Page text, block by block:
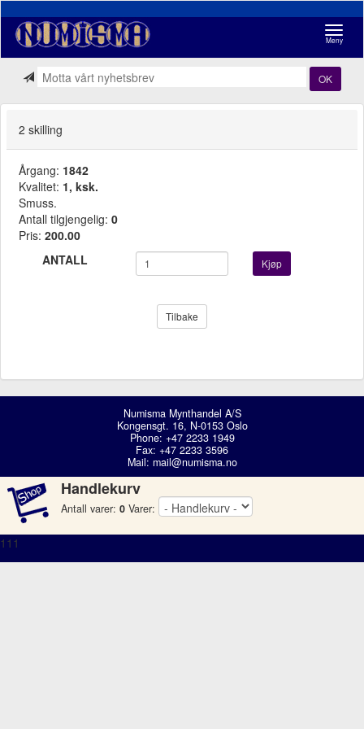
Meny
OK
2 skilling
Årgang: 1842
Kvalitet: 1, ksk.
Smuss.
Antall tilgjengelig: 0
Pris: 200.00
ANTALL
Kjøp
Tilbake
Numisma Mynthandel A/S
Kongensgt. 16, N-0153 Oslo
Phone: +47 2233 1949
Fax: +47 2233 3596
Mail: mail@numisma.no
Handlekurv
Antall varer: 0 Varer:
111